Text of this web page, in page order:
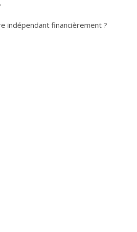
indépendant financièrement ?